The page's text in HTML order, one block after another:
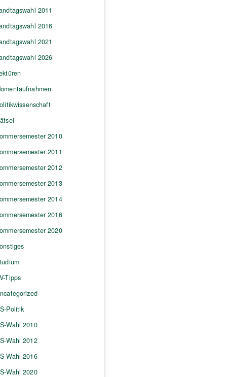
2011
2016
2021
2026
2010
2011
2012
2013
2014
2016
2020
Tipps
Politik
Wahl 2010
Wahl 2012
Wahl 2016
Wahl 2020